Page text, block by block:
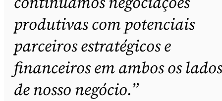
produtivas com potenciais
parceiros estratégicos e
financeiros em ambos os lados
de nosso negócio.”